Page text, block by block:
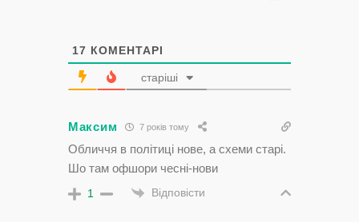
17 КОМЕНТАРІ
старіші
Максим 7 років тому
Обличчя в політиці нове, а схеми старі.
Шо там офшори чесні-нови
1 Відповісти